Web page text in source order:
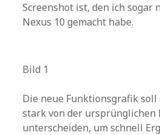
Screenshot ist, den ich sogar
Nexus 10 gemacht habe.
Bild 1
Die neue Funktionsgrafik soll
stark von der ursprünglichen
unterscheiden, um schnell